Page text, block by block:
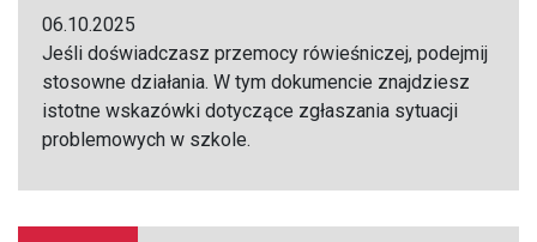
06.10.2025
Jeśli doświadczasz przemocy rówieśniczej, podejmij
stosowne działania. W tym dokumencie znajdziesz
istotne wskazówki dotyczące zgłaszania sytuacji
problemowych w szkole.